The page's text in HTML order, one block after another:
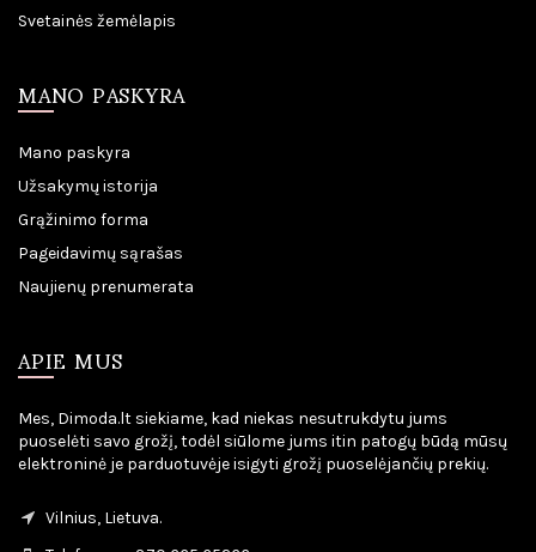
Svetainės žemėlapis
MANO PASKYRA
Mano paskyra
Užsakymų istorija
Grąžinimo forma
Pageidavimų sąrašas
Naujienų prenumerata
APIE MUS
Mes, Dimoda.lt siekiame, kad niekas nesutrukdytu jums
puoselėti savo grožį, todėl siūlome jums itin patogų būdą mūsų
elektroninė je parduotuvėje isigyti grožį puoselėjančių prekių.
Vilnius, Lietuva.